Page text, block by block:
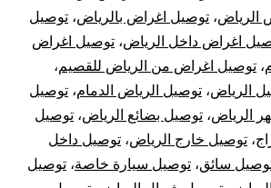
الرياض، توصيل اغراض بالرياض، توصيل
اغراض داخل الرياض، توصيل اغراض
، توصيل اغراض من الرياض للقصيم،
الرياض، توصيل الرياض الدمام، توصيل
الرياض، توصيل بضائع الرياض، توصيل
، توصيل خارج الرياض، توصيل داخل
سائق، توصيل سيارة خاصة، توصيل